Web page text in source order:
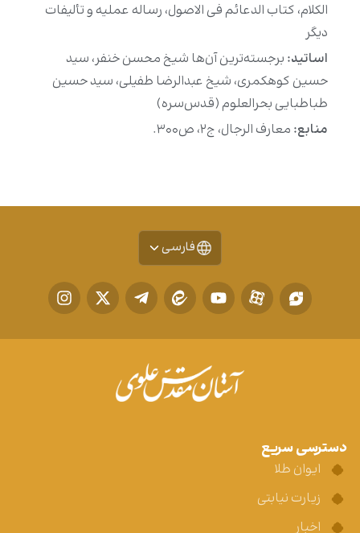
الكلام، کتاب الدعائم فی الاصول، رساله عملیه و تألیفات
دیگر
اساتید: برجسته‌ترین آن‌ها شیخ محسن خنفر، سید
حسین کوهکمری، شیخ عبدالرضا طفیلی، سید حسین
طباطبایی بحرالعلوم (قدس‌سره)
منابع: معارف الرجال، ج۲، ص۳۰۰.
فارسی
دسترسی سریع
ایوان طلا
زیارت نیابتی
اخبار